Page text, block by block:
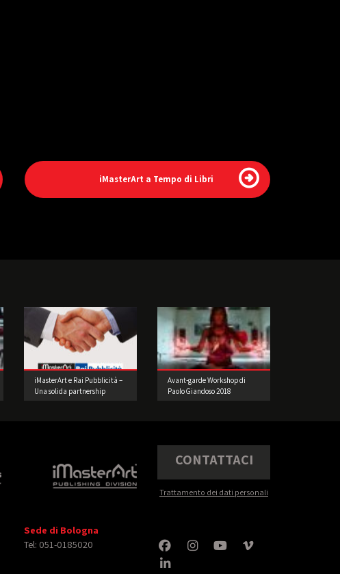
iMasterArt a Tempo di Libri
iMasterArt e Rai Pubblicità –
Una solida partnership
Avant-garde Workshop di
Paolo Giandoso 2018
CONTATTACI
Trattamento dei dati personali
Sede di Bologna
Tel: 051-0185020